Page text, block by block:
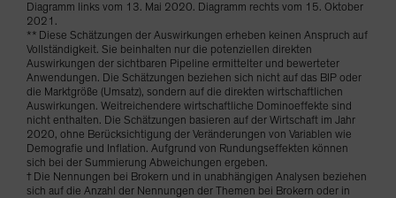
Diagramm links vom 13. Mai 2020. Diagramm rechts vom 15. Oktober
2021.
** Diese Schätzungen der Auswirkungen erheben keinen Anspruch auf
Vollständigkeit. Sie beinhalten nur die potenziellen direkten
Auswirkungen der sichtbaren Pipeline ermittelter und bewerteter
Anwendungen. Die Schätzungen beziehen sich nicht auf das BIP oder
die Marktgröße (Umsatz), sondern auf die direkten wirtschaftlichen
Auswirkungen. Weitreichendere wirtschaftliche Dominoeffekte sind
nicht enthalten. Die Schätzungen basieren auf der Wirtschaft im Jahr
2020, ohne Berücksichtigung der Veränderungen von Variablen wie
Demografie und Inflation. Aufgrund von Rundungseffekten können
sich bei der Summierung Abweichungen ergeben.
† Die Nennungen bei Brokern und in unabhängigen Analysen beziehen
sich auf die Anzahl der Nennungen der Themen bei Brokern oder in